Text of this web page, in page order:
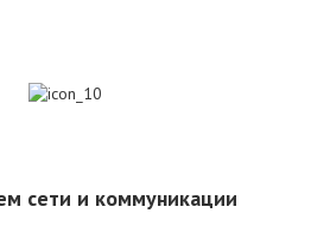
сети и коммуникации